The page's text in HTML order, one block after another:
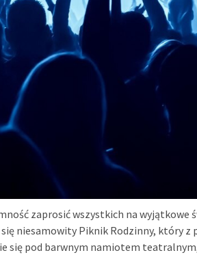
zaprosić wszystkich na wyjątkowe
się niesamowity Piknik Rodzinny, który z
się pod barwnym namiotem